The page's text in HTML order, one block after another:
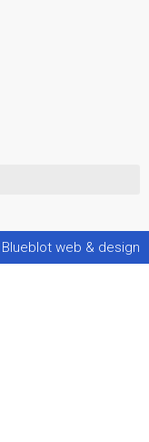
Blueblot web & design